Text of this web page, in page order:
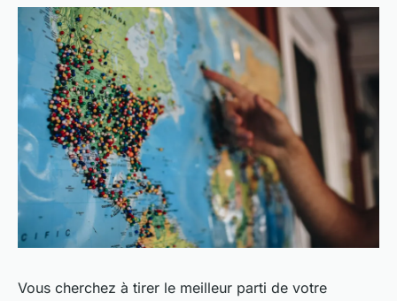
Vous cherchez à tirer le meilleur parti de votre